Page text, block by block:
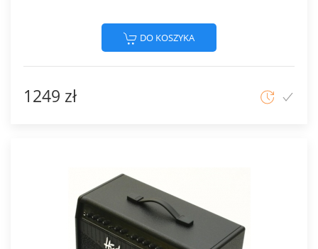
DO KOSZYKA
1249 zł